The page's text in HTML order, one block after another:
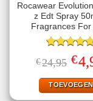
Rocawear
z Edt Spray
Fragrances For
5.00uit 5
€24,95
prijs
was:
€
TOEVOEGEN